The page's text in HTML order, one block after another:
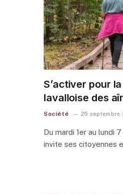
S’activer pour
lavalloise des
Société 25 septembre
Du mardi 1er au lundi
invite ses citoyennes